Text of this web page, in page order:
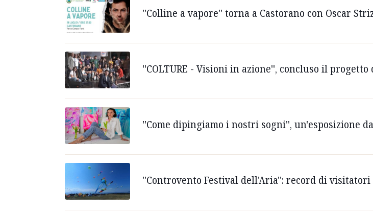
''Colline a vapore'' torna a Castorano con Oscar
''COLTURE - Visioni in azione'', concluso il
''Come dipingiamo i nostri sogni'', un'esposizione
''Controvento Festival dell'Aria'': record di visitatori